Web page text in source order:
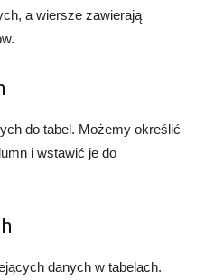
a wiersze zawierają
do tabel. Możemy określić
i wstawić je do
danych w tabelach.